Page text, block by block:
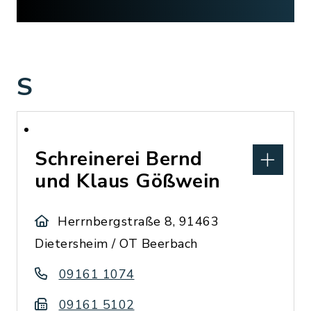
S
Schreinerei Bernd
und Klaus Gößwein
Herrnbergstraße 8, 91463
Dietersheim / OT Beerbach
09161 1074
09161 5102